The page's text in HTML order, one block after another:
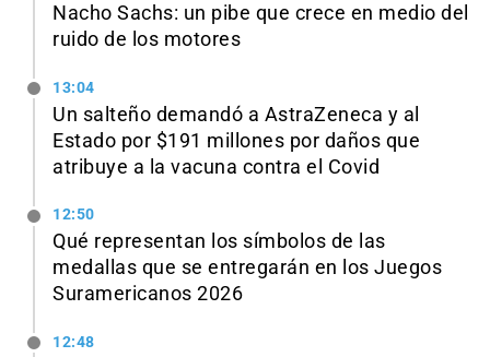
Nacho Sachs: un pibe que crece en medio del
ruido de los motores
13:04
Un salteño demandó a AstraZeneca y al
Estado por $191 millones por daños que
atribuye a la vacuna contra el Covid
12:50
Qué representan los símbolos de las
medallas que se entregarán en los Juegos
Suramericanos 2026
12:48